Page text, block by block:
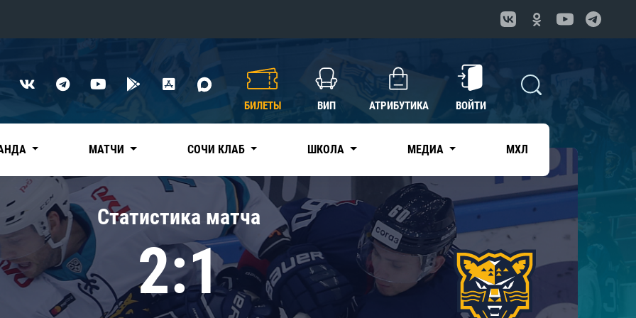
Нефтехимик
Трактор
Дивизион Чернышева
Авангард
Адмирал
КХЛ
БИЛЕТЫ ВИП АТРИБУТИКА ВОЙТИ
МАТЧИ СОЧИ КЛАБ ШКОЛА МЕДИА МХЛ
Статистика матча
2:1